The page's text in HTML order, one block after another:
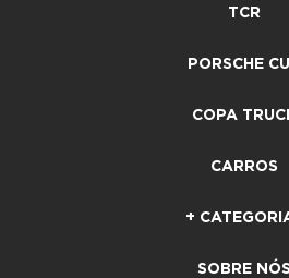
TCR
PORSCHE
COPA
CARROS
+
SOBRE NÓS